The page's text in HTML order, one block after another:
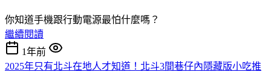
你知道手機跟行動電源最怕什麼嗎？
繼續閱讀
1年前
2025年只有北斗在地人才知道！北斗3間巷仔內隱藏版小吃推